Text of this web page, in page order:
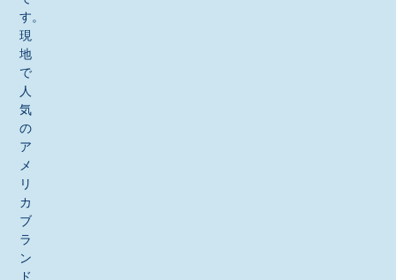
す。
現
地
で
人
気
の
ア
メ
リ
カ
ブ
ラ
ン
ド